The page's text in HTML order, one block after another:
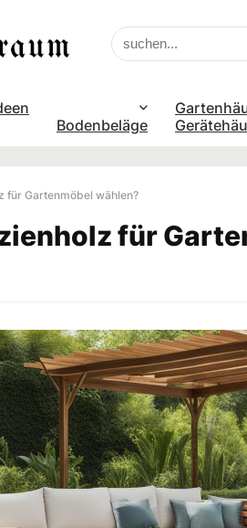
Bodenbeläge
für Gartenmöbel wählen?
für